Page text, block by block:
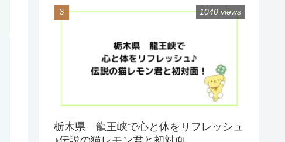
栃木県 龍王峡で心と体をリフレッシュ
1040 views